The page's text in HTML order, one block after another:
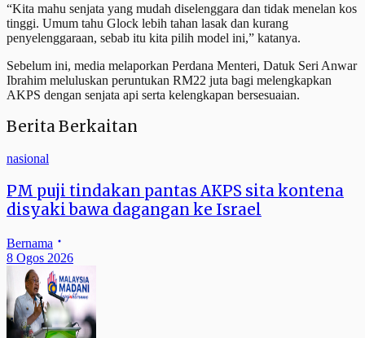
“Kita mahu senjata yang mudah diselenggara dan tidak menelan kos
tinggi. Umum tahu Glock lebih tahan lasak dan kurang
penyelenggaraan, sebab itu kita pilih model ini,” katanya.
Sebelum ini, media melaporkan Perdana Menteri, Datuk Seri Anwar
Ibrahim meluluskan peruntukan RM22 juta bagi melengkapkan
AKPS dengan senjata api serta kelengkapan bersesuaian.
Berita Berkaitan
nasional
PM puji tindakan pantas AKPS sita kontena
disyaki bawa dagangan ke Israel
Bernama
8 Ogos 2026